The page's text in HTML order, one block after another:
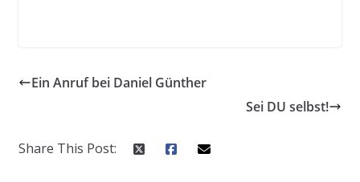
Ein Anruf bei Daniel Günther
Sei DU selbst!
Share This Post: